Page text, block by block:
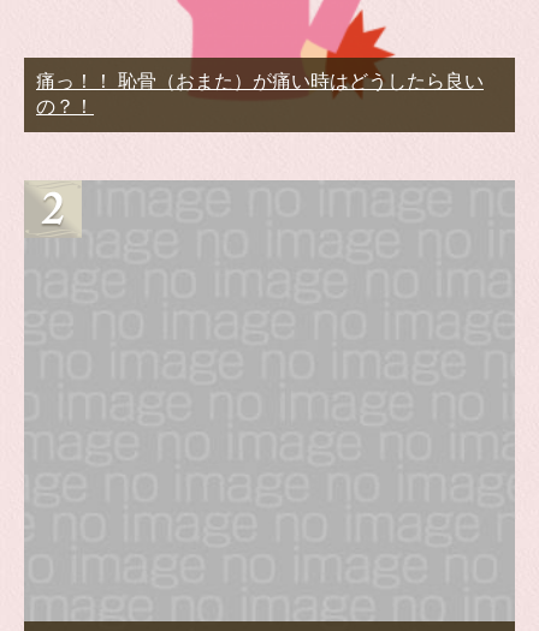
痛っ！！ 恥骨（おまた）が痛い時はどうしたら良い
の？！